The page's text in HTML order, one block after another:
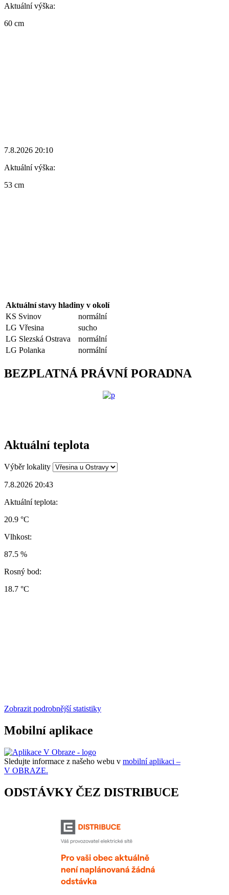
Aktuální výška:
60 cm
7.8.2026 20:10
Aktuální výška:
53 cm
Aktuální stavy hladiny v okolí
KS Svinov
normální
LG Vřesina
sucho
LG Slezská Ostrava
normální
LG Polanka
normální
BEZPLATNÁ PRÁVNÍ PORADNA
Aktuální teplota
Výběr lokality
7.8.2026 20:43
Aktuální teplota:
20.9 °C
Vlhkost:
87.5 %
Rosný bod:
18.7 °C
Zobrazit podrobnější statistiky
Mobilní aplikace
Sledujte informace z našeho webu v mobilní aplikaci –
V OBRAZE.
ODSTÁVKY ČEZ DISTRIBUCE